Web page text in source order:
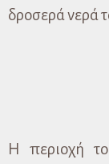
δροσερά νερά
Η περιοχή